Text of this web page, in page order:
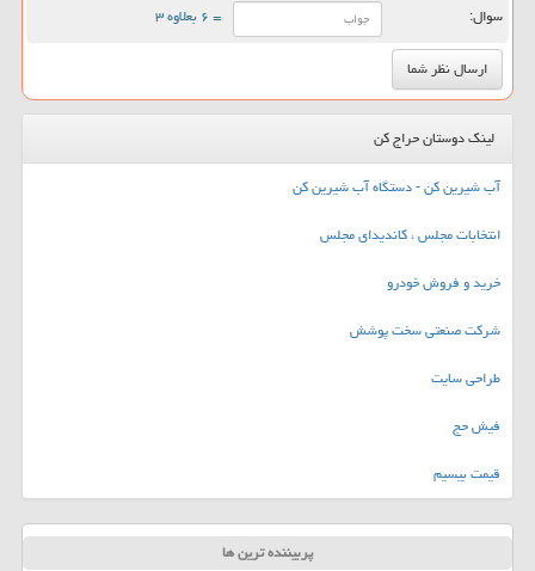
سوال: = ۶ بعلاوه ۳
لینک دوستان حراج کن
آب شیرین کن - دستگاه آب شیرین کن
انتخابات مجلس ، کاندیدای مجلس
خرید و فروش خودرو
شرکت صنعتی سخت پوشش
طراحی سایت
فیش حج
قیمت بیسیم
پربیننده ترین ها